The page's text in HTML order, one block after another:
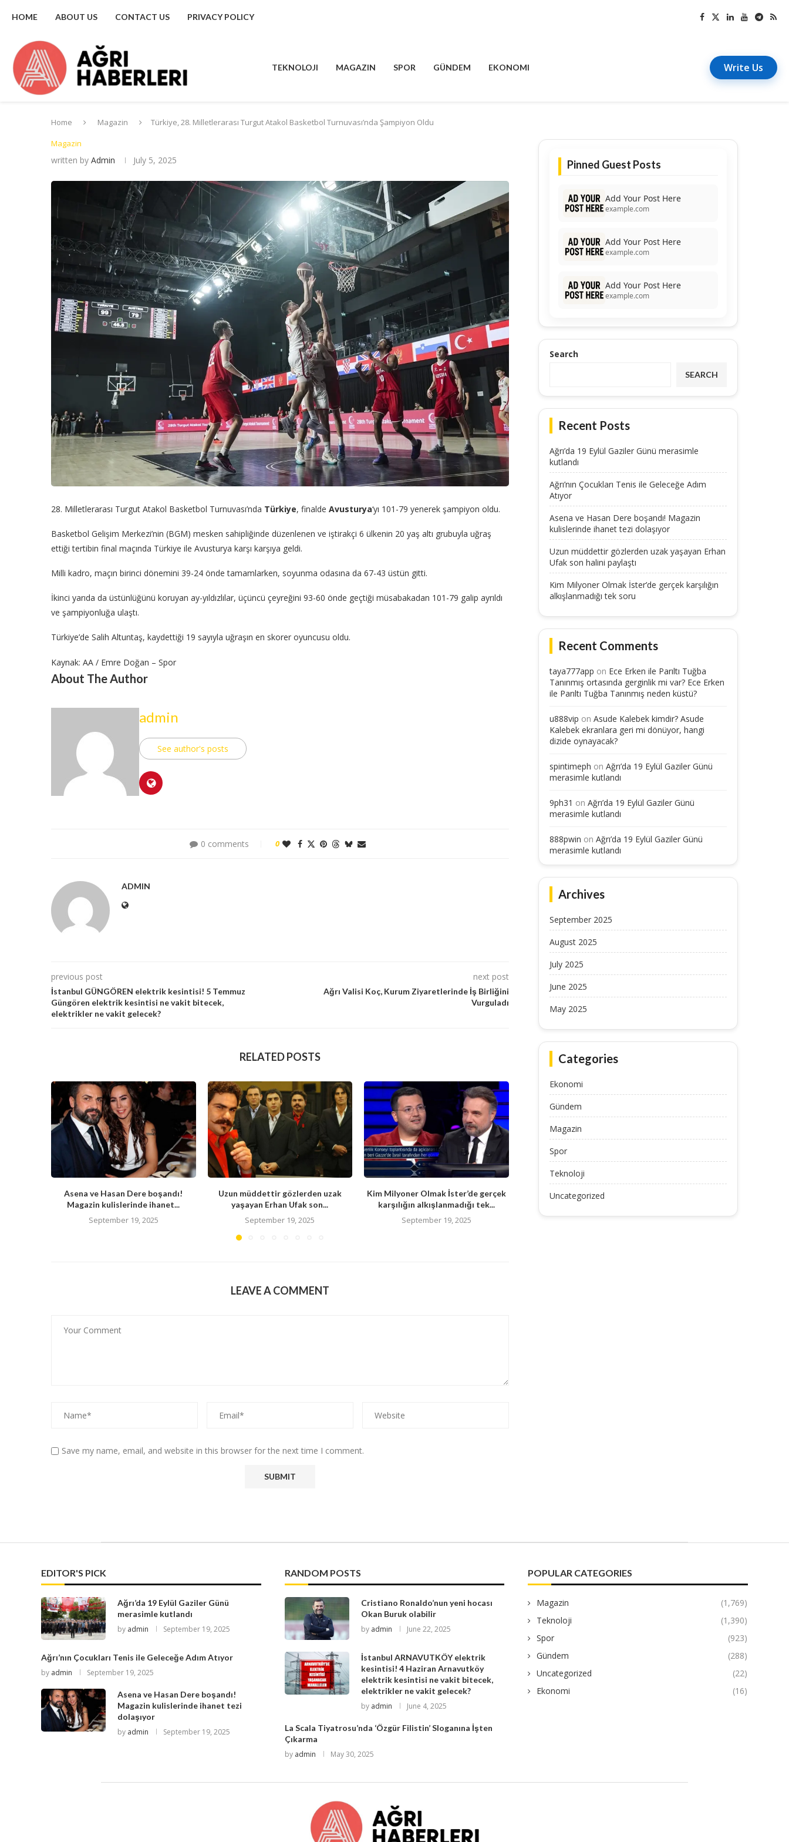
HOME ABOUT US CONTACT US PRIVACY POLICY
TEKNOLOJI MAGAZIN SPOR GÜNDEM EKONOMI Write Us
Home Magazin
Türkiye, 28. Milletlerarası Turgut Atakol Basketbol Turnuvası’nda Şampiyon Oldu
Magazin
written by Admin July 5, 2025
28. Milletlerarası Turgut Atakol Basketbol Turnuvası’nda Türkiye, finalde Avusturya‘yı 101-79 yenerek şampiyon oldu.
Basketbol Gelişim Merkezi’nin (BGM) mesken sahipliğinde düzenlenen ve iştirakçi 6 ülkenin 20 yaş altı grubuyla uğraş
ettiği tertibin final maçında Türkiye ile Avusturya karşı karşıya geldi.
Milli kadro, maçın birinci dönemini 39-24 önde tamamlarken, soyunma odasına da 67-43 üstün gitti.
İkinci yarıda da üstünlüğünü koruyan ay-yıldızlılar, üçüncü çeyreğini 93-60 önde geçtiği müsabakadan 101-79 galip ayrıldı
ve şampiyonluğa ulaştı.
Türkiye’de Salih Altuntaş, kaydettiği 19 sayıyla uğraşın en skorer oyuncusu oldu.
Kaynak: AA / Emre Doğan – Spor
About The Author
admin
See author's posts
0 comments 0
ADMIN
previous post
İstanbul GÜNGÖREN elektrik kesintisi! 5 Temmuz
Güngören elektrik kesintisi ne vakit bitecek,
elektrikler ne vakit gelecek?
next post
Ağrı Valisi Koç, Kurum Ziyaretlerinde İş Birliğini
Vurguladı
RELATED POSTS
Asena ve Hasan Dere boşandı!
Magazin kulislerinde ihanet...
September 19, 2025
Uzun müddettir gözlerden uzak
yaşayan Erhan Ufak son...
September 19, 2025
Kim Milyoner Olmak İster’de gerçek
karşılığın alkışlanmadığı tek...
September 19, 2025
Show TV Veliaht 2. kısım full HD
September 19, 2025 September 19, 2025
LEAVE A COMMENT
Save my name, email, and website in this browser for the next time I comment.
Pinned Guest Posts
Add Your Post Here
example.com
Add Your Post Here
example.com
Add Your Post Here
example.com
Search
SEARCH
Recent Posts
Ağrı’da 19 Eylül Gaziler Günü merasimle
kutlandı
Ağrı’nın Çocukları Tenis ile Geleceğe Adım
Atıyor
Asena ve Hasan Dere boşandı! Magazin
kulislerinde ihanet tezi dolaşıyor
Uzun müddettir gözlerden uzak yaşayan Erhan
Ufak son halini paylaştı
Kim Milyoner Olmak İster’de gerçek karşılığın
alkışlanmadığı tek soru
Recent Comments
taya777app on Ece Erken ile Parıltı Tuğba
Tanınmış ortasında gerginlik mi var? Ece Erken
ile Parıltı Tuğba Tanınmış neden küstü?
u888vip on Asude Kalebek kimdir? Asude
Kalebek ekranlara geri mi dönüyor, hangi
dizide oynayacak?
spintimeph on Ağrı’da 19 Eylül Gaziler Günü
merasimle kutlandı
9ph31 on Ağrı’da 19 Eylül Gaziler Günü
merasimle kutlandı
888pwin on Ağrı’da 19 Eylül Gaziler Günü
merasimle kutlandı
Archives
September 2025
August 2025
July 2025
June 2025
May 2025
Categories
Ekonomi
Gündem
Magazin
Spor
Teknoloji
Uncategorized
EDITOR'S PICK
Ağrı’da 19 Eylül Gaziler Günü
merasimle kutlandı
by admin September 19, 2025
Ağrı’nın Çocukları Tenis ile Geleceğe Adım Atıyor
by admin September 19, 2025
Asena ve Hasan Dere boşandı!
Magazin kulislerinde ihanet tezi
dolaşıyor
by admin September 19, 2025
RANDOM POSTS
Cristiano Ronaldo’nun yeni hocası
Okan Buruk olabilir
by admin June 22, 2025
İstanbul ARNAVUTKÖY elektrik
kesintisi! 4 Haziran Arnavutköy
elektrik kesintisi ne vakit bitecek,
elektrikler ne vakit gelecek?
by admin June 4, 2025
La Scala Tiyatrosu’nda ‘Özgür Filistin’ Sloganına İşten
Çıkarma
by admin May 30, 2025
POPULAR CATEGORIES
Magazin
(1,769)
Teknoloji
(1,390)
Spor
(923)
Gündem
(288)
Uncategorized
(22)
Ekonomi
(16)